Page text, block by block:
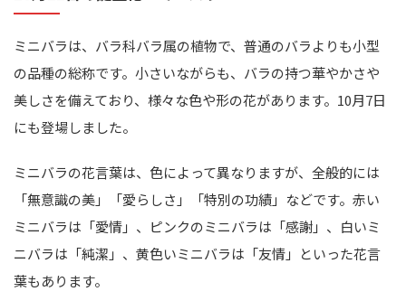
ミニバラは、バラ科バラ属の植物で、普通のバラよりも小型
の品種の総称です。小さいながらも、バラの持つ華やかさや
美しさを備えており、様々な色や形の花があります。10月7日
にも登場しました。
ミニバラの花言葉は、色によって異なりますが、全般的には
「無意識の美」「愛らしさ」「特別の功績」などです。赤い
ミニバラは「愛情」、ピンクのミニバラは「感謝」、白いミ
ニバラは「純潔」、黄色いミニバラは「友情」といった花言
葉もあります。